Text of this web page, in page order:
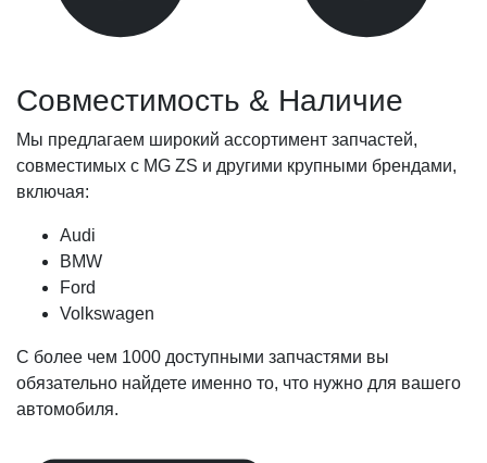
Совместимость & Наличие
Мы предлагаем широкий ассортимент запчастей,
совместимых с MG ZS и другими крупными брендами,
включая:
Audi
BMW
Ford
Volkswagen
С более чем 1000 доступными запчастями вы
обязательно найдете именно то, что нужно для вашего
автомобиля.